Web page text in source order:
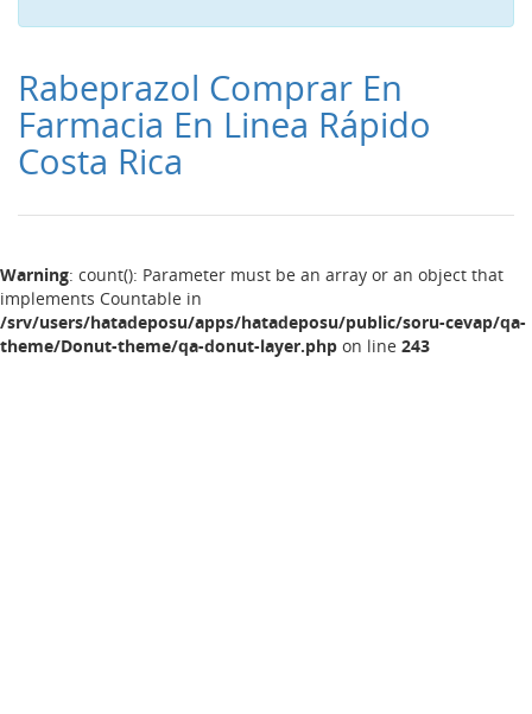
Rabeprazol Comprar En
Farmacia En Linea Rápido
Costa Rica
Warning: count(): Parameter must be an array or an object that
implements Countable in
/srv/users/hatadeposu/apps/hatadeposu/public/soru-cevap/qa-
theme/Donut-theme/qa-donut-layer.php on line 243